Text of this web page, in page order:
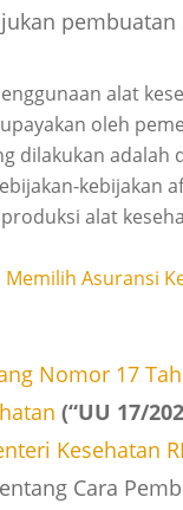
alat
oleh
dilakukan adalah
kebijakan
alat
Memilih Asuransi
Nomor 17
(“UU 17/
Kesehatan
Cara